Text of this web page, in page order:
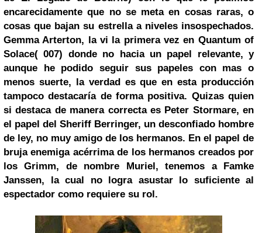
encarecidamente que no se meta en cosas raras, o
cosas que bajan su estrella a niveles insospechados.
Gemma Arterton, la vi la primera vez en Quantum of
Solace( 007) donde no hacia un papel relevante, y
aunque he podido seguir sus papeles con mas o
menos suerte, la verdad es que en esta producción
tampoco destacaría de forma positiva. Quizas quien
si destaca de manera correcta es Peter Stormare, en
el papel del Sheriff Berringer, un desconfiado hombre
de ley, no muy amigo de los hermanos. En el papel de
bruja enemiga acérrima de los hermanos creados por
los Grimm, de nombre Muriel, tenemos a Famke
Janssen, la cual no logra asustar lo suficiente al
espectador como requiere su rol.